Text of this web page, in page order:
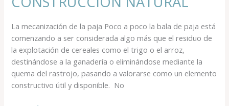
La mecanización de la paja Poco a poco la bala de paja está
comenzando a ser considerada algo más que el residuo de
la explotación de cereales como el trigo o el arroz,
destinándose a la ganadería o eliminándose mediante la
quema del rastrojo, pasando a valorarse como un elemento
constructivo útil y disponible. No